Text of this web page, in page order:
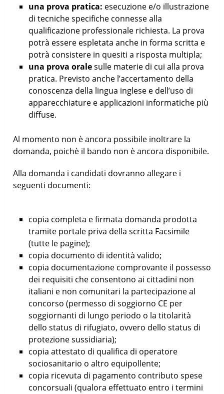
una prova pratica: esecuzione e/o illustrazione
di tecniche specifiche connesse alla
qualificazione professionale richiesta. La prova
potrà essere espletata anche in forma scritta e
potrà consistere in quesiti a risposta multipla;
una prova oralesulle materie di cui alla prova
pratica. Previsto anche l’accertamento della
conoscenza della lingua inglese e dell’uso di
apparecchiature e applicazioni informatiche più
diffuse.
Al momento non è ancora possibile inoltrare la
domanda, poichè il bando non è ancora disponibile.
Alla domanda i candidati dovranno allegare i
seguenti documenti:
copia completa e firmata domanda prodotta
tramite portale priva della scritta Facsimile
(tutte le pagine);
copia documento di identità valido;
copia documentazione comprovante il possesso
dei requisiti che consentono ai cittadini non
italiani e non comunitari la partecipazione al
concorso (permesso di soggiorno CE per
soggiornanti di lungo periodo o la titolarità
dello status di rifugiato, ovvero dello status di
protezione sussidiaria);
copia attestato di qualifica di operatore
sociosanitario o altro equipollente;
copia ricevuta di pagamento contributo spese
concorsuali (qualora effettuato entro i termini